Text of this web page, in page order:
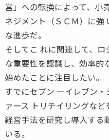
営」への転換によって、小
ネジメント（ＳＣＭ）に強
な進歩だ。
そしてこ れに関連して、
な重要性を認識し、効率的
始めたことに注目したい。
すでにセブン ―イレブン・
ァース トリテイリングな
経営手法を研究し導入する
いる。